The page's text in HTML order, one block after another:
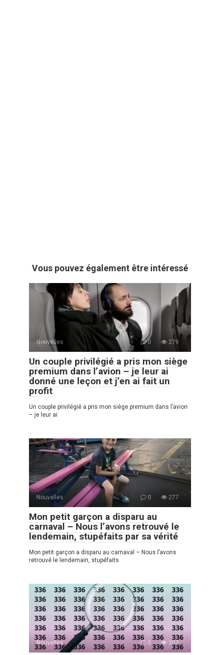
Vous pouvez également être intéressé
Nouvelles 0 279
Un couple privilégié a pris mon siège
premium dans l’avion – je leur ai
donné une leçon et j’en ai fait un
profit
Un couple privilégié a pris mon siège premium dans l’avion
– je leur ai
Nouvelles 0 277
Mon petit garçon a disparu au
carnaval – Nous l’avons retrouvé le
lendemain, stupéfaits par sa vérité
Mon petit garçon a disparu au carnaval – Nous l’avons
retrouvé le lendemain, stupéfaits
Nouvelles 0 302